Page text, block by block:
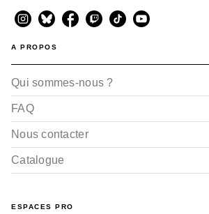
A PROPOS
Qui sommes-nous ?
FAQ
Nous contacter
Catalogue
ESPACES PRO